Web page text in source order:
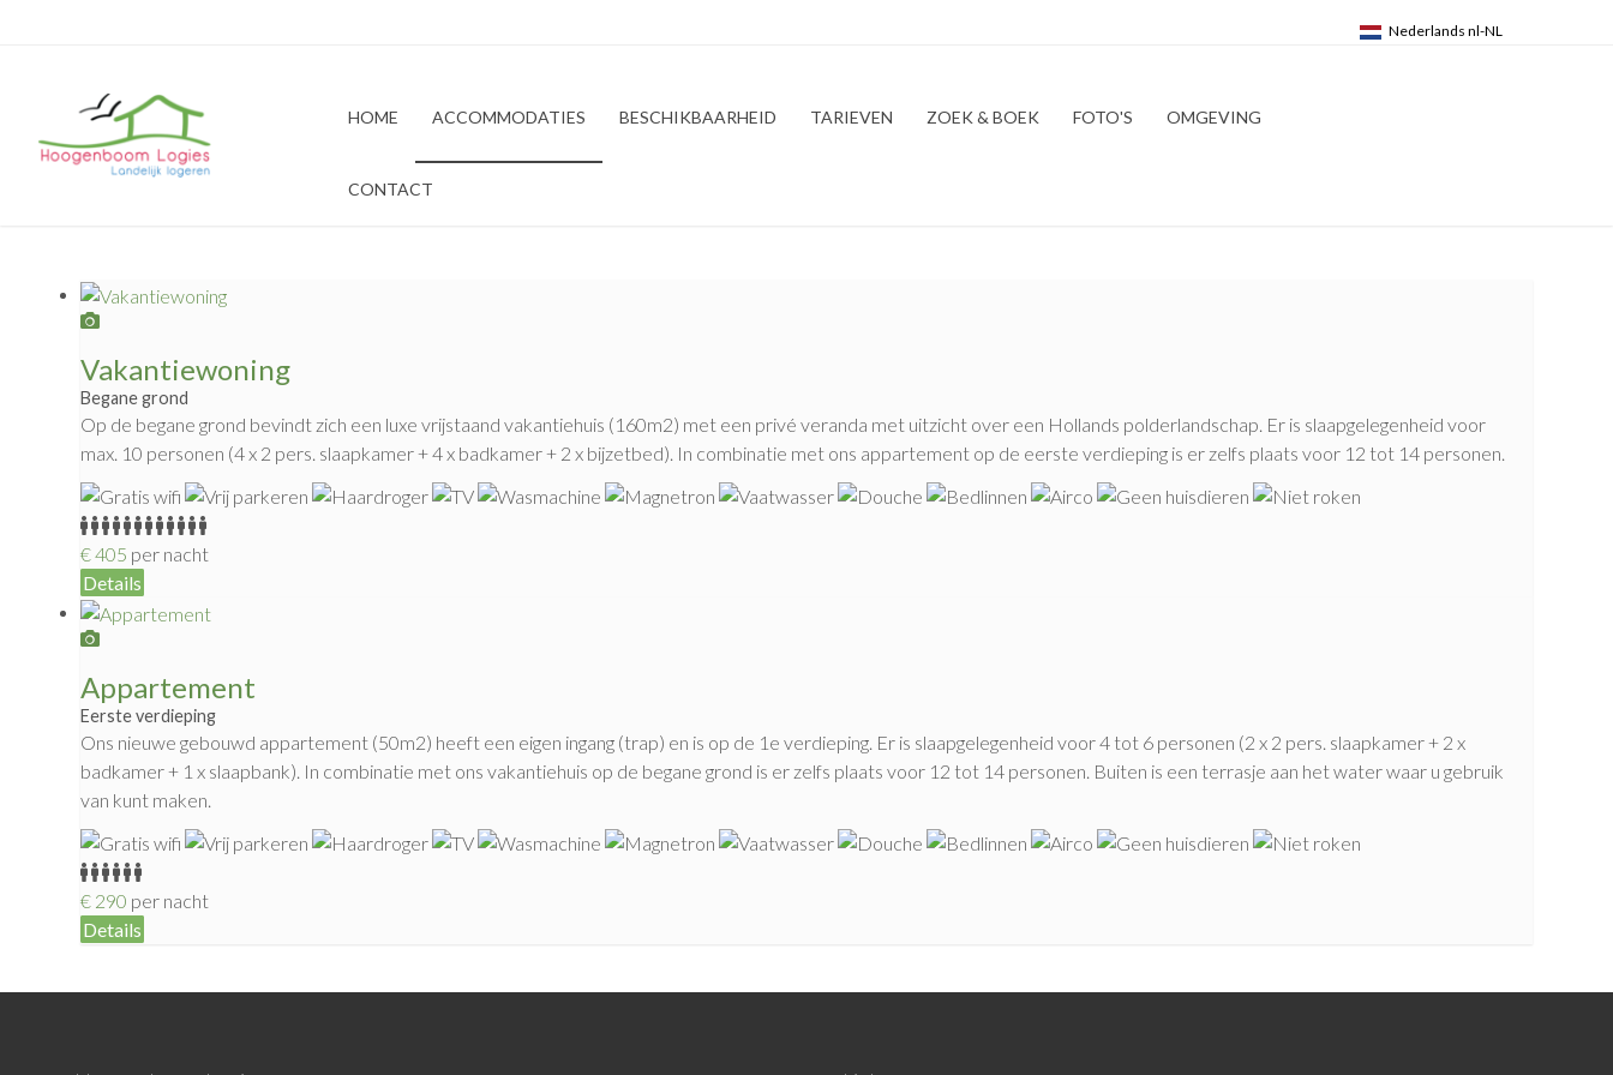
HOME ACCOMMODATIES BESCHIKBAARHEID TARIEVEN ZOEK & BOEK FOTO'S OMGEVING
CONTACT
Vakantiewoning
Begane grond
Op de begane grond bevindt zich een luxe vrijstaand vakantiehuis (160m2) met een privé veranda met uitzicht over een Hollands polderlandschap. Er is slaapgelegenheid voor
max. 10 personen (4 x 2 pers. slaapkamer + 4 x badkamer + 2 x bijzetbed). In combinatie met ons appartement op de eerste verdieping is er zelfs plaats voor 12 tot 14 personen.
€405 per nacht
Details
Appartement
Eerste verdieping
Ons nieuwe gebouwd appartement (50m2) heeft een eigen ingang (trap) en is op de 1e verdieping. Er is slaapgelegenheid voor 4 tot 6 personen (2 x 2 pers. slaapkamer + 2 x
badkamer + 1 x slaapbank). In combinatie met ons vakantiehuis op de begane grond is er zelfs plaats voor 12 tot 14 personen. Buiten is een terrasje aan het water waar u gebruik
van kunt maken.
€ 290 per nacht
Details